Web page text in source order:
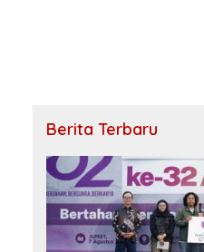
Berita Terbaru